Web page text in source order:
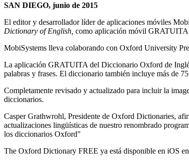
SAN DIEGO, junio de 2015
El editor y desarrollador líder de aplicaciones móviles
Dictionary of English, como aplicación móvil GRATUITA
MobiSystems lleva colaborando con Oxford University
La aplicación GRATUITA del Diccionario Oxford de
palabras y frases. El diccionario también incluye más de
Completamente revisado y actualizado para incluir la
diccionarios.
Casper Grathwrohl, Presidente de Oxford Dictionaries,
actualizaciones lingüísticas de nuestro renombrado
los diccionarios Oxford"
The Oxford Dictionary FREE ya está disponible en iOS en